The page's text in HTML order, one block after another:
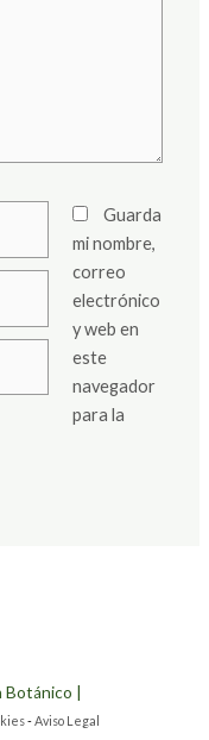
Guarda
mi nombre,
correo
electrónico
y web en
este
navegador
para la
|
-Aviso Legal